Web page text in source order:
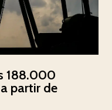
188.000
partir de